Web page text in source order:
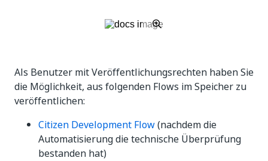
Als Benutzer mit Veröffentlichungsrechten haben Sie
die Möglichkeit, aus folgenden Flows im Speicher zu
veröffentlichen:
Citizen Development Flow(nachdem die
Automatisierung die technische Überprüfung
bestanden hat)